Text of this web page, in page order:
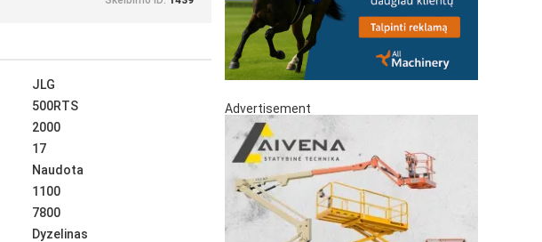
JLG
500RTS
2000
17
Naudota
1100
7800
Dyzelinas
Advertisement